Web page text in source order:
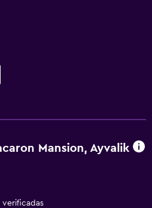
Mansion, Ayvalik
verificadas